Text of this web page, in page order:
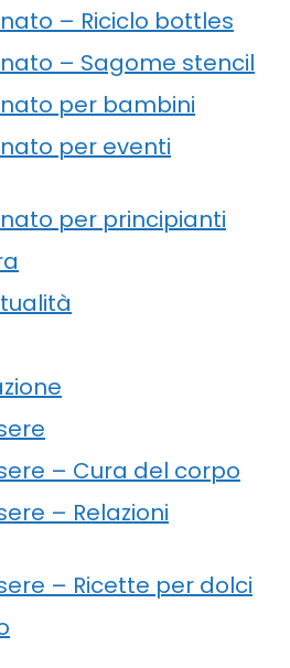
– Riciclo bottles
– Sagome stencil
per bambini
per eventi
per principianti
– Cura del corpo
– Relazioni
– Ricette per dolci